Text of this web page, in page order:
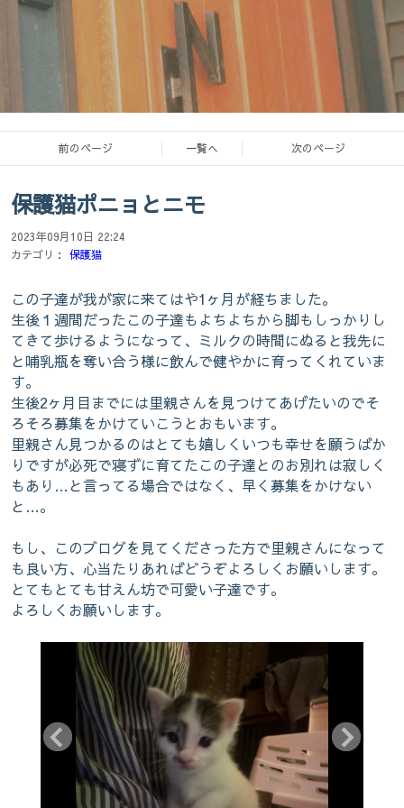
オウチヨガスタジオココロ熊本
お外に暮らす猫たちを保護し、里親さん
に出す活動もしています
保護猫たちとの日々の暮らしも載せてい
きます
前のページ 一覧へ 次のページ
保護猫ポニョとニモ
2023年09月10日 22:24
カテゴリ：
保護猫
この子達が我が家に来てはや1ヶ月が経ちました。
生後１週間だったこの子達もよちよちから脚もしっかりし
てきて歩けるようになって、ミルクの時間にぬると我先に
と哺乳瓶を奪い合う様に飲んで健やかに育ってくれていま
す。
生後2ヶ月目までには里親さんを見つけてあげたいのでそ
ろそろ募集をかけていこうとおもいます。
里親さん見つかるのはとても嬉しくいつも幸せを願うばか
りですが必死で寝ずに育てたこの子達とのお別れは寂しく
もあり…と言ってる場合ではなく、早く募集をかけない
と…。
もし、このブログを見てくださった方で里親さんになって
も良い方、心当たりあればどうぞよろしくお願いします。
とてもとても甘えん坊で可愛い子達です。
よろしくお願いします。